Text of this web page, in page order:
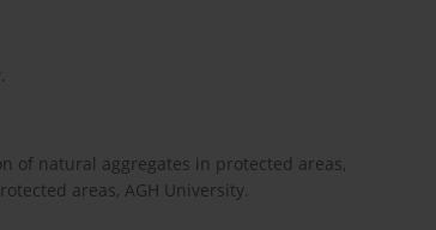
of natural aggregates in protected areas,
areas, AGH University.